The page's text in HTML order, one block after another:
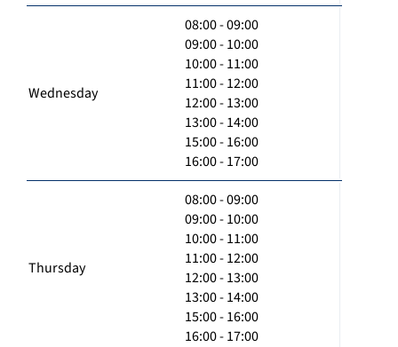
Wednesday
08:00 - 09:00
09:00 - 10:00
10:00 - 11:00
11:00 - 12:00
12:00 - 13:00
13:00 - 14:00
15:00 - 16:00
16:00 - 17:00
Thursday
08:00 - 09:00
09:00 - 10:00
10:00 - 11:00
11:00 - 12:00
12:00 - 13:00
13:00 - 14:00
15:00 - 16:00
16:00 - 17:00